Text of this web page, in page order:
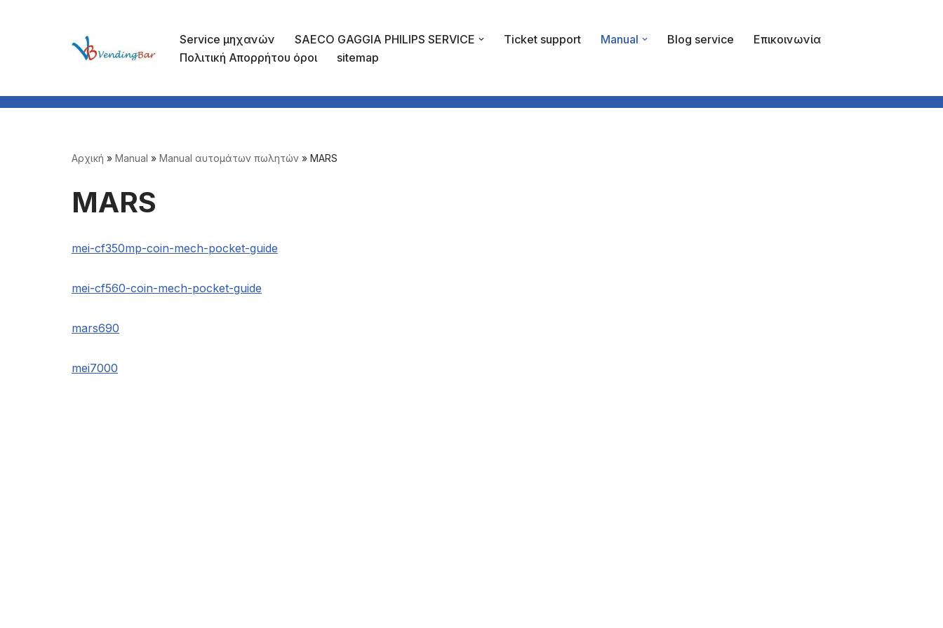
Μεταπηδήστε
Service μηχανών SAECO GAGGIA PHILIPS SERVICE Ticket support Manual Blog service
Επικοινωνία
Πολιτική Απορρήτου όροι
sitemap
Αρχική » Manual » Manual αυτομάτων πωλητών » MARS
MARS
mei-cf350mp-coin-mech-pocket-guide
mei-cf560-coin-mech-pocket-guide
mars690
mei7000